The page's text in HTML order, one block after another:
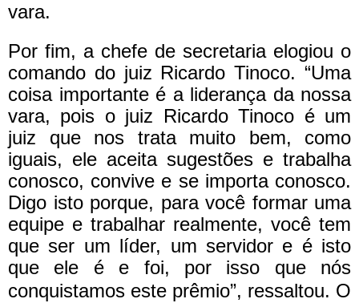
vara.
Por fim, a chefe de secretaria elogiou o
comando do juiz Ricardo Tinoco. “Uma
coisa importante é a liderança da nossa
vara, pois o juiz Ricardo Tinoco é um
juiz que nos trata muito bem, como
iguais, ele aceita sugestões e trabalha
conosco, convive e se importa conosco.
Digo isto porque, para você formar uma
equipe e trabalhar realmente, você tem
que ser um líder, um servidor e é isto
que ele é e foi, por isso que nós
conquistamos este prêmio”, ressaltou. O